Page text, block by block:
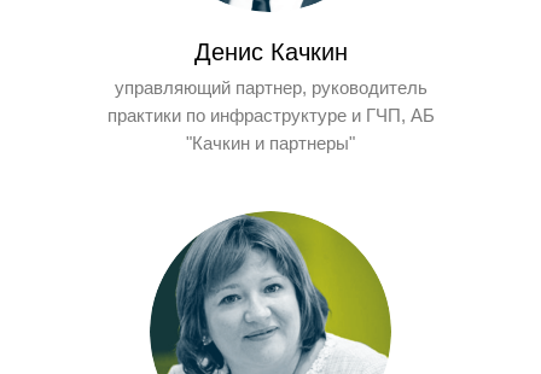
Денис Качкин
управляющий партнер, руководитель
практики по инфраструктуре и ГЧП, АБ
"Качкин и партнеры"